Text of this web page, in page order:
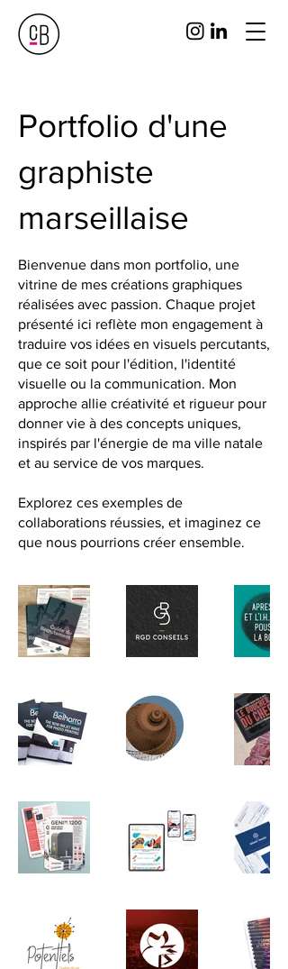
Portfolio d'une
graphiste
marseillaise
Bienvenue dans mon portfolio, une
vitrine de mes créations graphiques
réalisées avec passion. Chaque projet
présenté ici reflète mon engagement à
traduire vos idées en visuels percutants,
que ce soit pour l'édition, l'identité
visuelle ou la communication. Mon
approche allie créativité et rigueur pour
donner vie à des concepts uniques,
inspirés par l'énergie de ma ville natale
et au service de vos marques.
Explorez ces exemples de
collaborations réussies, et imaginez ce
que nous pourrions créer ensemble.